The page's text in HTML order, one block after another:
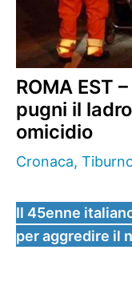
ROMA EST
pugni il
omicidio
Cronaca,
Il 45enne
per aggredire il